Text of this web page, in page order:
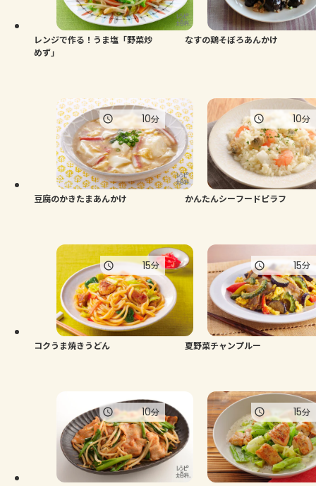
レンジで作る！うま塩「野菜炒
めず」
なすの鶏そぼろあんかけ
豆腐のかきたまあんかけ
10分
かんたんシーフードピラフ
10分
コクうま焼きうどん
15分
夏野菜チャンプルー
15分
10分 15分